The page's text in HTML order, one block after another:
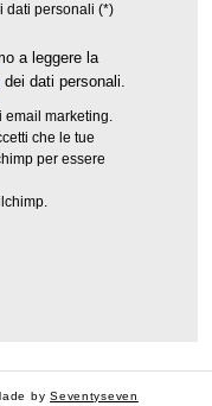
dati personali (*)
a leggere la
dei dati personali.
email marketing.
che le tue
per essere
bySeventyseven